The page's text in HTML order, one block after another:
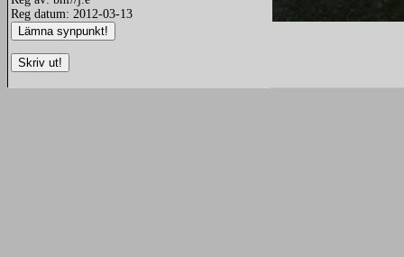
Reg datum: 2012-03-13